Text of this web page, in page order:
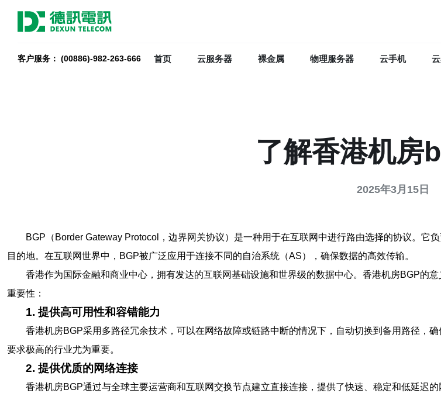
客户服务： (00886)-982-263-666 首页 云服务器 裸金属 物理服务器 云手机
了解香港机房
2025年3月15日
BGP（Border Gateway Protocol，边界网关协议）是一种用于在互联网中进行路由选择的协议。它
目的地。在互联网世界中，BGP被广泛应用于连接不同的自治系统（AS），确保数据的高效传输。
香港作为国际金融和商业中心，拥有发达的互联网基础设施和世界级的数据中心。香港机房BGP的
重要性：
1. 提供高可用性和容错能力
香港机房BGP采用多路径冗余技术，可以在网络故障或链路中断的情况下，自动切换到备用路径，
要求极高的行业尤为重要。
2. 提供优质的网络连接
香港机房BGP通过与全球主要运营商和互联网交换节点建立直接连接，提供了快速、稳定和低延迟